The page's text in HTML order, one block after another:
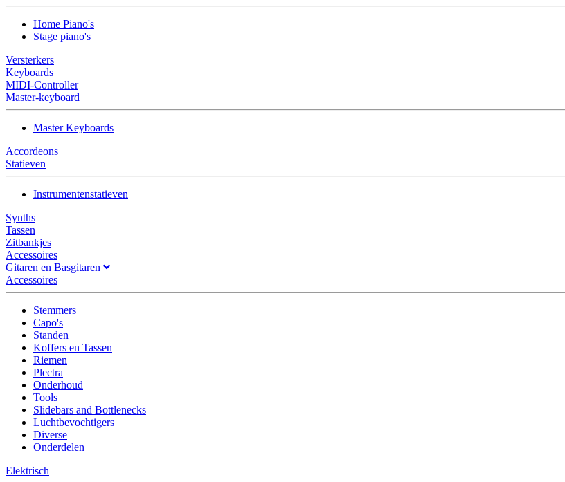
Home Piano's
Stage piano's
Versterkers
Keyboards
MIDI-Controller
Master-keyboard
Master Keyboards
Accordeons
Statieven
Instrumentenstatieven
Synths
Tassen
Zitbankjes
Accessoires
Gitaren en Basgitaren
Accessoires
Stemmers
Capo's
Standen
Koffers en Tassen
Riemen
Plectra
Onderhoud
Tools
Slidebars and Bottlenecks
Luchtbevochtigers
Diverse
Onderdelen
Elektrisch